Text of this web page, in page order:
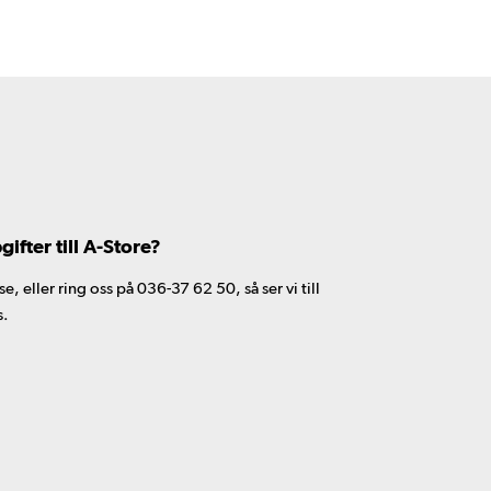
till A-Store?
eller ring oss på 036-37 62 50, så ser vi till